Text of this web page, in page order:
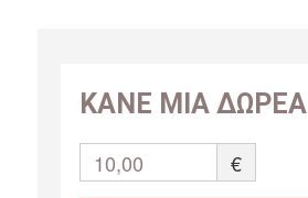
ΚΑΝΕ ΜΙΑ ΔΩΡΕΑ
10,00 €